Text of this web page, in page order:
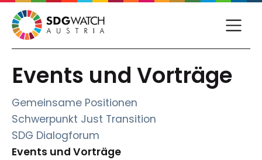
Events und Vorträge
Gemeinsame Positionen
Schwerpunkt Just Transition
SDG Dialogforum
Events und Vorträge(current)